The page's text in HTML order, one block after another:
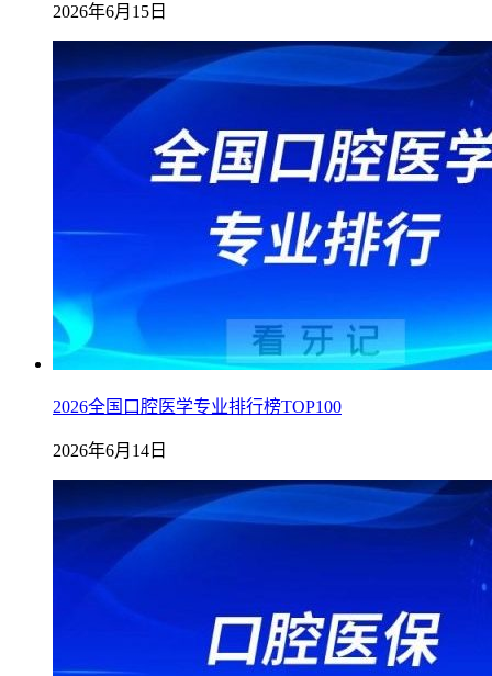
2026年6月15日
2026全国口腔医学专业排行榜TOP100
2026年6月14日